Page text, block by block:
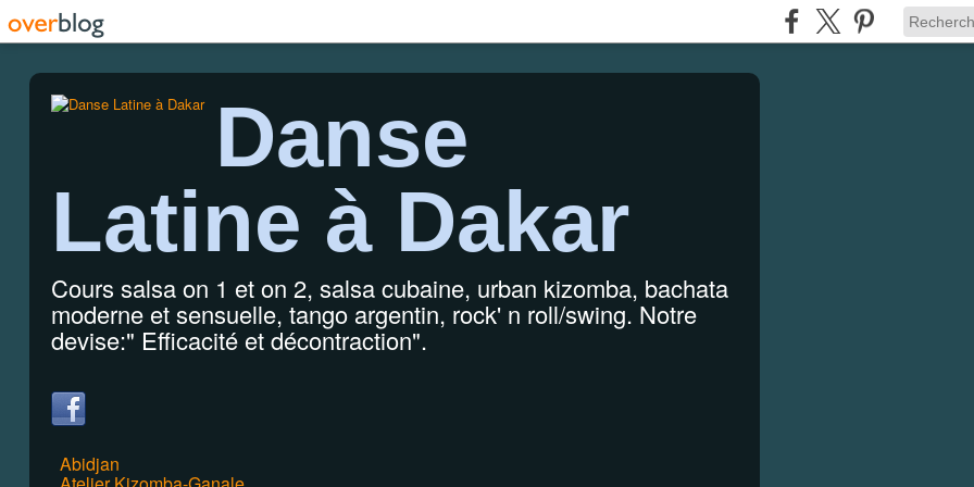
Danse
Latine à Dakar
Cours salsa on 1 et on 2, salsa cubaine, urban kizomba, bachata
moderne et sensuelle, tango argentin, rock' n roll/swing. Notre
devise:" Efficacité et décontraction".
Abidjan